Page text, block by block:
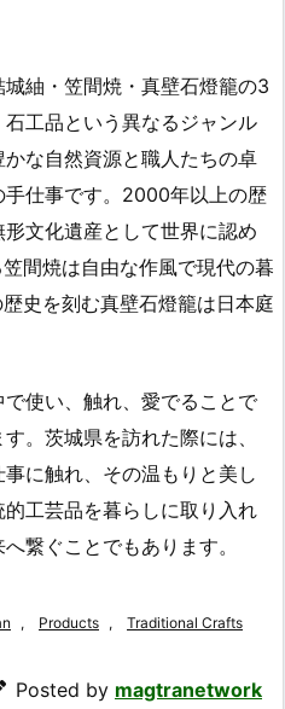
紬・笠間焼・真壁石燈籠の3
工品という異なるジャンル
な自然資源と職人たちの卓
仕事です。2000年以上の歴
文化遺産として世界に認め
間焼は自由な作風で現代の暮
史を刻む真壁石燈籠は日本庭
使い、触れ、愛でることで
。茨城県を訪れた際には、
に触れ、その温もりと美し
工芸品を暮らしに取り入れ
繋ぐことでもあります。
, Products , Traditional Crafts
Posted by magtranetwork